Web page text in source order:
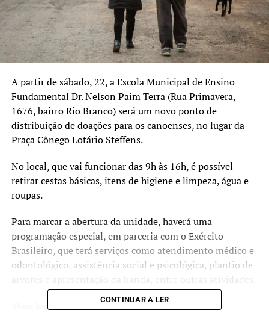
A partir de sábado, 22, a Escola Municipal de Ensino
Fundamental Dr. Nelson Paim Terra (Rua Primavera,
1676, bairro Rio Branco) será um novo ponto de
distribuição de doações para os canoenses, no lugar da
Praça Cônego Lotário Steffens.
No local, que vai funcionar das 9h às 16h, é possível
retirar cestas básicas, itens de higiene e limpeza, água e
roupas.
Para marcar a abertura da unidade, haverá uma
programação especial, em parceria com o Exército
Brasileiro, que terá serviços como atendimento médico e
odontológico, assistência social e psicológica, plantio de
Mais locais
CONTINUAR A LER